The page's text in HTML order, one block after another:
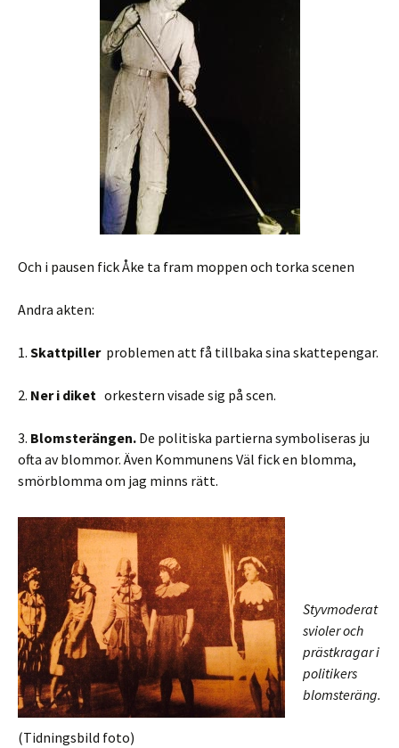
Och i pausen fick Åke ta fram moppen och torka scenen
Andra akten:
1. Skattpillerproblemen att få tillbaka sina skattepengar.
2. Ner i diket orkestern visade sig på scen.
3. Blomsterängen. De politiska partierna symboliseras ju
ofta av blommor. Även Kommunens Väl fick en blomma,
smörblomma om jag minns rätt.
Styvmoderat
svioler och
prästkragar i
politikers
blomsteräng.
(Tidningsbild foto)